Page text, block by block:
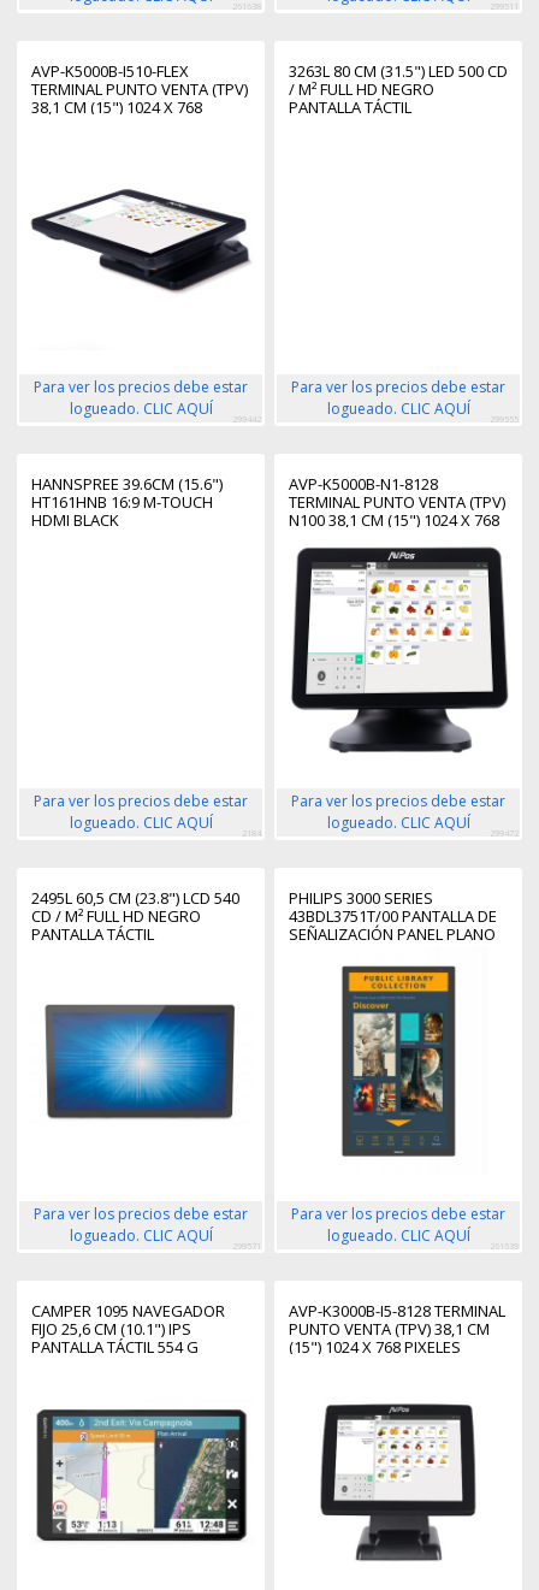
261638 299511
AVP-K5000B-I510-FLEX
TERMINAL PUNTO VENTA (TPV)
38,1 CM (15") 1024 X 768
Para ver los precios debe estar
logueado. CLIC AQUÍ
299442
3263L 80 CM (31.5") LED 500 CD
/ M² FULL HD NEGRO
PANTALLA TÁCTIL
Para ver los precios debe estar
logueado. CLIC AQUÍ
299555
HANNSPREE 39.6CM (15.6")
HT161HNB 16:9 M-TOUCH
HDMI BLACK
Para ver los precios debe estar
logueado. CLIC AQUÍ
2184
AVP-K5000B-N1-8128
TERMINAL PUNTO VENTA (TPV)
N100 38,1 CM (15") 1024 X 768
Para ver los precios debe estar
logueado. CLIC AQUÍ
299472
2495L 60,5 CM (23.8") LCD 540
CD / M² FULL HD NEGRO
PANTALLA TÁCTIL
Para ver los precios debe estar
logueado. CLIC AQUÍ
299571
PHILIPS 3000 SERIES
43BDL3751T/00 PANTALLA DE
SEÑALIZACIÓN PANEL PLANO
LCD WIFI 450 CD / M² 4K ULTRA
HD NEGRO PANTALLA TÁCTIL
PROCESADOR INCORPORADO
Para ver los precios debe estar
logueado. CLIC AQUÍ
261639
CAMPER 1095 NAVEGADOR
FIJO 25,6 CM (10.1") IPS
PANTALLA TÁCTIL 554 G
AVP-K3000B-I5-8128 TERMINAL
PUNTO VENTA (TPV) 38,1 CM
(15") 1024 X 768 PIXELES